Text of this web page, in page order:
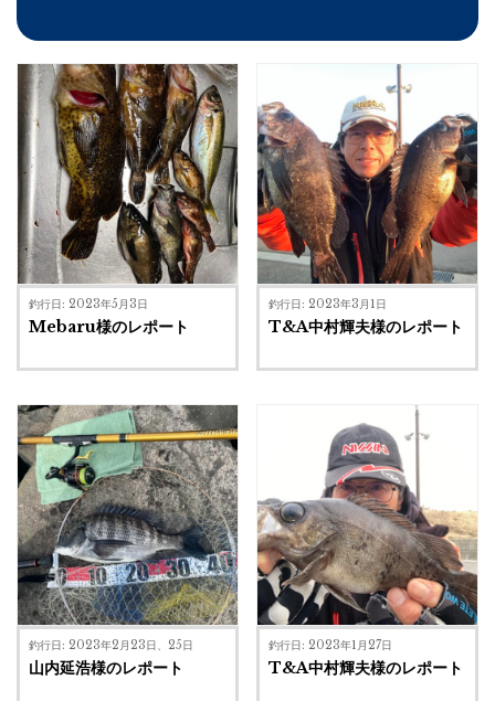
釣行日: 2023年5月3日
Mebaru様のレポート
釣行日: 2023年3月1日
T&A中村輝夫様のレポート
釣行日: 2023年2月23日、25日
山内延浩様のレポート
釣行日: 2023年1月27日
T&A中村輝夫様のレポート